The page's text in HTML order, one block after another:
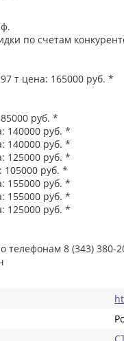
по счетам
т цена: 165000 руб. *
руб. *
140000 руб. *
140000 руб. *
125000 руб. *
105000 руб. *
155000 руб. *
155000 руб. *
125000 руб. *
телефонам 8 (343) 380-